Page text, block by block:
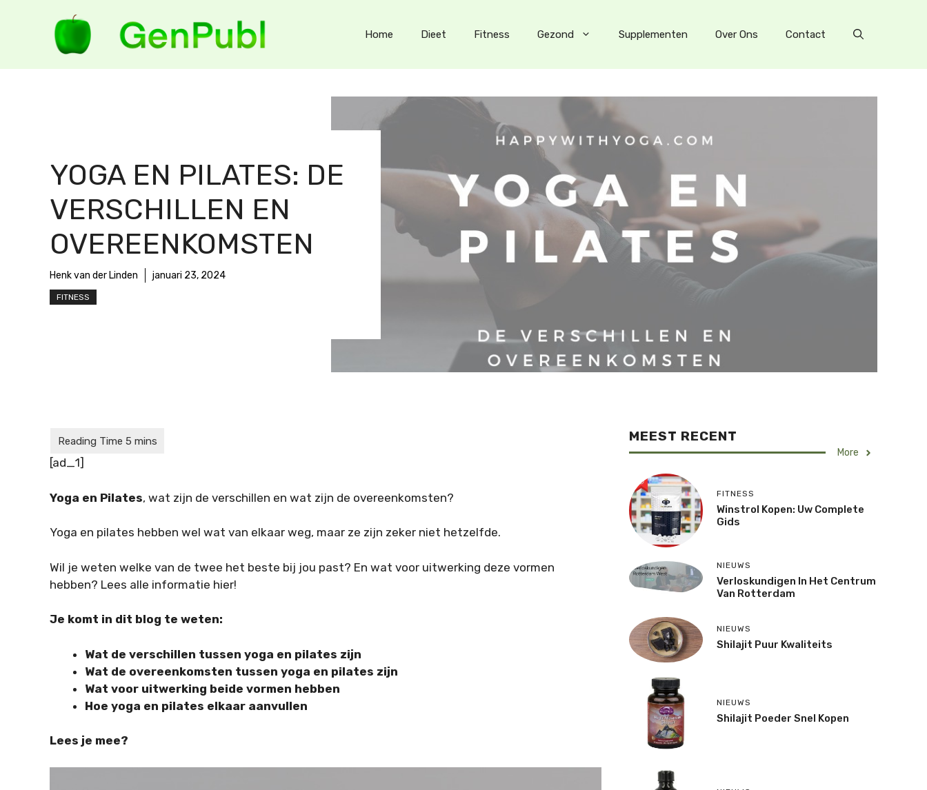
Home Dieet Fitness Gezond Supplementen Over Ons Contact
YOGA EN PILATES: DE
VERSCHILLEN EN
OVEREENKOMSTEN
Henk van der Linden januari 23, 2024
FITNESS
[ad_1]
Yoga en Pilates, wat zijn de verschillen en wat zijn de overeenkomsten?
Yoga en pilates hebben wel wat van elkaar weg, maar ze zijn zeker niet hetzelfde.
Wil je weten welke van de twee het beste bij jou past? En wat voor uitwerking deze vormen
hebben? Lees alle informatie hier!
Je komt in dit blog te weten:
Wat de verschillen tussen yoga en pilates zijn
Wat de overeenkomsten tussen yoga en pilates zijn
Wat voor uitwerking beide vormen hebben
Hoe yoga en pilates elkaar aanvullen
Lees je mee?
MEEST RECENT
More
FITNESS
Winstrol Kopen: Uw Complete
Gids
NIEUWS
Verloskundigen In Het Centrum
Van Rotterdam
NIEUWS
Shilajit Puur Kwaliteits
NIEUWS
Shilajit Poeder Snel Kopen